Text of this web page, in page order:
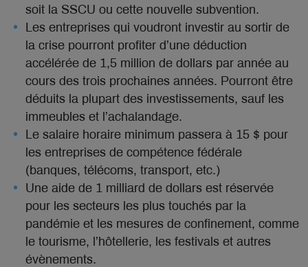
soit la SSCU ou cette nouvelle subvention.
Les entreprises qui voudront investir au sortir de
la crise pourront profiter d’une déduction
accélérée de 1,5 million de dollars par année au
cours des trois prochaines années. Pourront être
déduits la plupart des investissements, sauf les
immeubles et l’achalandage.
Le salaire horaire minimum passera à 15 $ pour
les entreprises de compétence fédérale
(banques, télécoms, transport, etc.)
Une aide de 1 milliard de dollars est réservée
pour les secteurs les plus touchés par la
pandémie et les mesures de confinement, comme
le tourisme, l’hôtellerie, les festivals et autres
évènements.